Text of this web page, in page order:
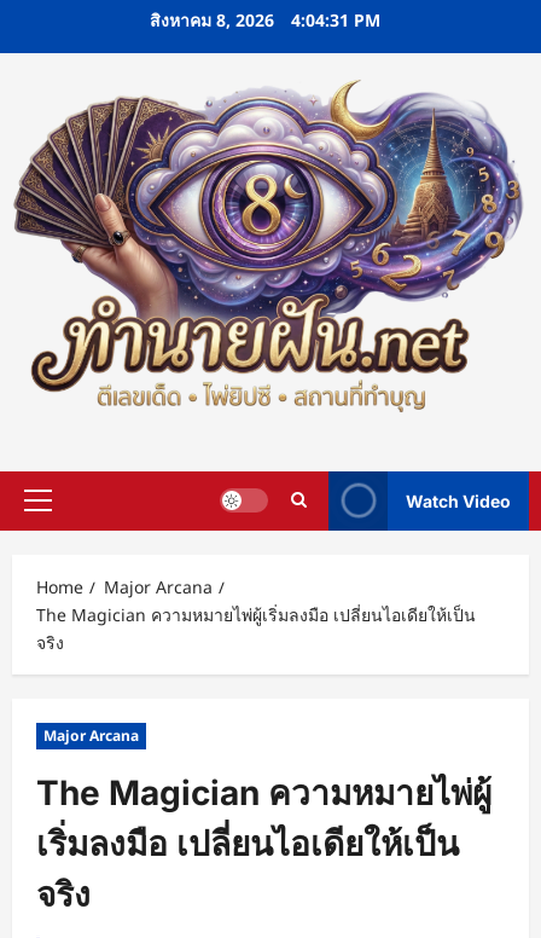
สิงหาคม 8, 2026 4:04:32 PM
Primary
Watch Video
Home
Major Arcana
The Magician ความหมายไพ่ผู้เริ่มลงมือ เปลี่ยนไอเดียให้เป็น
จริง
Major Arcana
The Magician ความหมายไพ่ผู้
เริ่มลงมือ เปลี่ยนไอเดียให้เป็น
จริง